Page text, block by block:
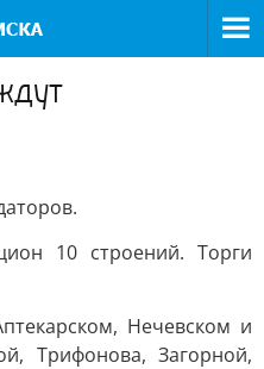
10 строений. Торги
Нечевском и
Трифонова, Загорной,